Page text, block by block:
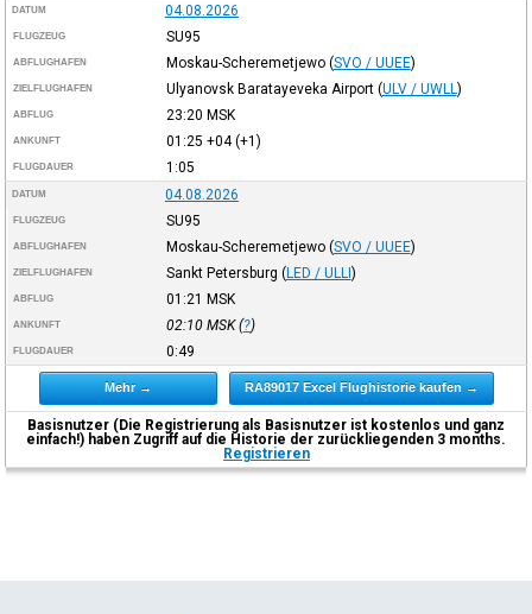
DATUM 04.08.2026
FLUGZEUG SU95
ABFLUGHAFEN Moskau-Scheremetjewo (SVO / UUEE)
ZIELFLUGHAFEN Ulyanovsk Baratayeveka Airport (ULV / UWLL )
ABFLUG 23:20 MSK
ANKUNFT 01:25 +04(+1)
FLUGDAUER 1:05
DATUM 04.08.2026
FLUGZEUG SU95
ABFLUGHAFEN Moskau-Scheremetjewo (SVO / UUEE)
ZIELFLUGHAFEN Sankt Petersburg (LED / ULLI)
ABFLUG 01:21 MSK
ANKUNFT 02:10 MSK(?)
FLUGDAUER 0:49
Mehr → RA89017 Excel Flughistorie kaufen →
Basisnutzer (Die Registrierung als Basisnutzer ist kostenlos und ganz
einfach!) haben Zugriff auf die Historie der zurückliegenden 3 months.
Registrieren